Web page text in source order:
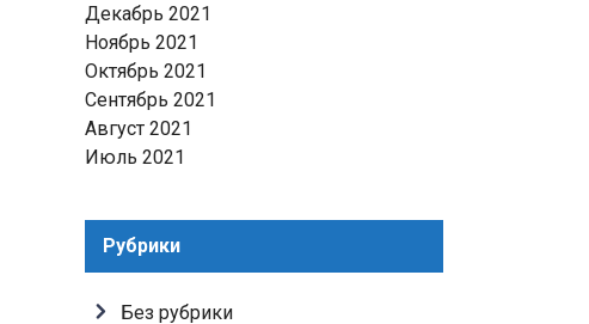
Декабрь 2021
Ноябрь 2021
Октябрь 2021
Сентябрь 2021
Август 2021
Июль 2021
Рубрики
Без рубрики